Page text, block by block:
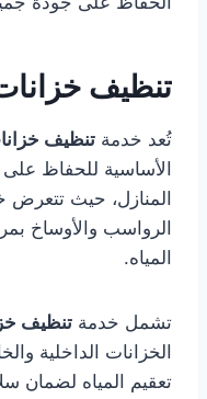
تنظيف
تُعد خدمة تنظيف
الأساسية للحفاظ
المنازل، حيث تتعرض
الرواسب والأوساخ
المياه.
تشمل خدمة تنظيف
الخزانات الداخلية
تعقيم المياه لضمان